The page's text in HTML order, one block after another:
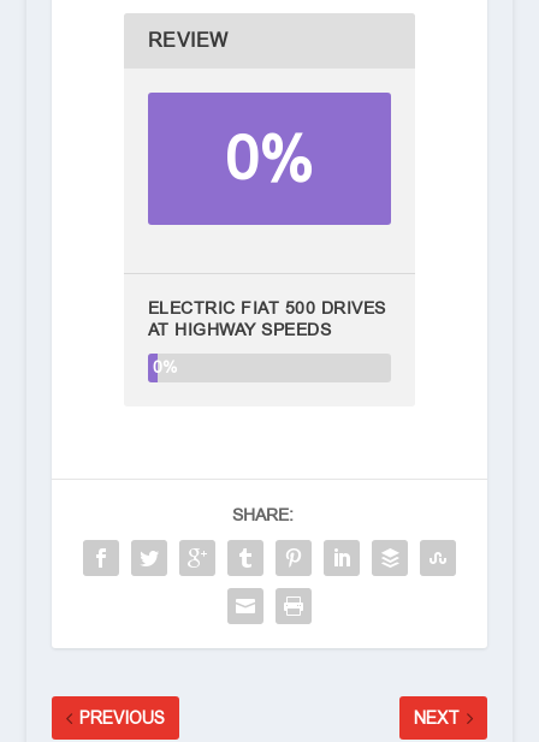
REVIEW
0%
ELECTRIC FIAT 500 DRIVES
AT HIGHWAY SPEEDS
0%
SHARE:
PREVIOUS NEXT